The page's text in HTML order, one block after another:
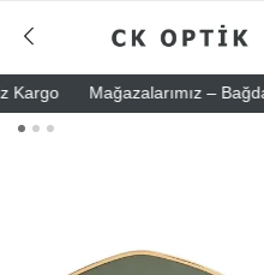
Mağazalarımız – Bağdat